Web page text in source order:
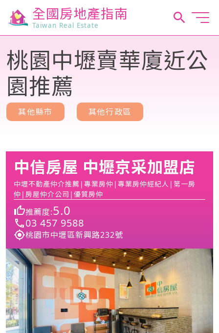
全國房地產指南
Taiwan Real Estate
桃園中壢賣華廈近公
園推薦
其他縣市 其他行政區
中信房屋 中壢京采加盟店
中壢不動產仲介推薦|專業房仲|專業房仲經紀人|第一房
仲|房屋仲介公司|優質房仲
推薦度:5.0
03 457 9588
桃園市中壢區新興路232號